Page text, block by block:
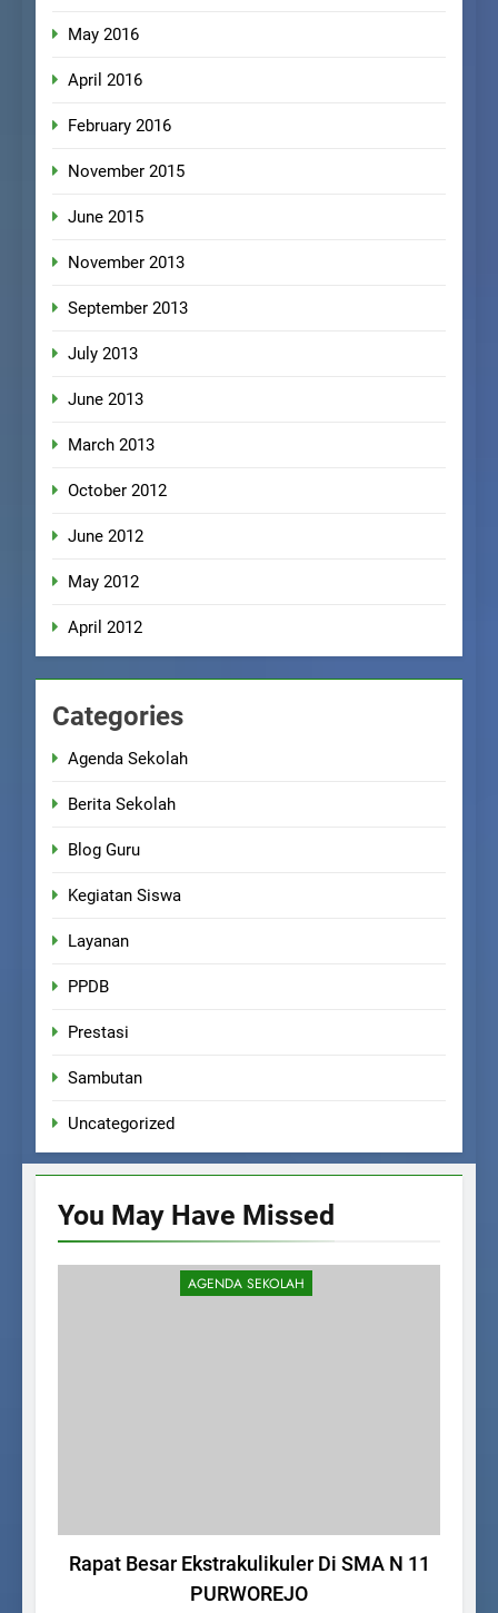
May 2016
April 2016
February 2016
November 2015
June 2015
November 2013
September 2013
July 2013
June 2013
March 2013
October 2012
June 2012
May 2012
April 2012
Categories
Agenda Sekolah
Berita Sekolah
Blog Guru
Kegiatan Siswa
Layanan
PPDB
Prestasi
Sambutan
Uncategorized
You May Have Missed
AGENDA SEKOLAH
Rapat Besar Ekstrakulikuler Di SMA N 11
PURWOREJO